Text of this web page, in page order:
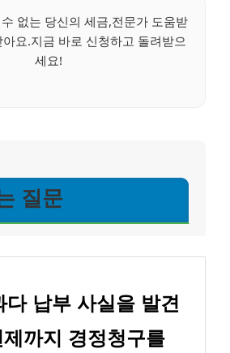
없는 당신의 세금,전문가 도움받
요.지금 바로 신청하고 돌려받으
세요!
질문
다 납부 사실을 발견
까지 경정청구를